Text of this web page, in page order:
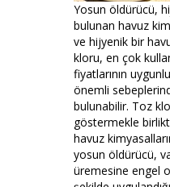
Yosun öldürücü,
bulunan havuz
ve hijyenik bir
kloru, en çok
fiyatlarının
önemli
bulunabilir. Toz
göstermekle
havuz
yosun öldürücü,
üremesine engel